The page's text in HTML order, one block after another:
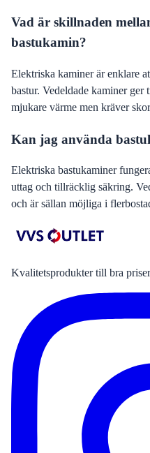
Vad är skillnaden
bastukamin?
Elektriska kaminer är enklare
bastur. Vedeldade kaminer ger
mjukare värme men kräver
Kan jag använda
Elektriska bastukaminer
uttag och tillräcklig säkring.
och är sällan möjliga i
Kvalitetsprodukter till bra